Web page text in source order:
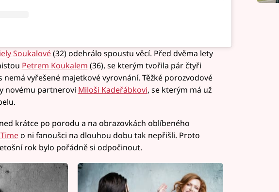
Soukalové(32) odehrálo spoustu věcí. Před dvěma lety
Petrem Koukalem (36), se kterým tvořila pár čtyři
vyřešené majetkové vyrovnání. Těžké porozvodové
novému partnerovi Miloši Kadeřábkovi, se kterým má už
krátce po porodu a na obrazovkách oblíbeného
o ni fanoušci na dlouhou dobu tak nepřišli. Proto
rok bylo pořádně si odpočinout.